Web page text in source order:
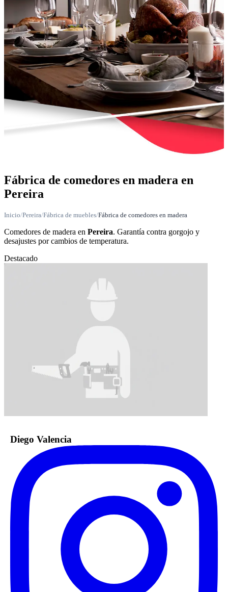
Fábrica de comedores en madera en
Pereira
Inicio/Pereira/Fábrica de muebles/Fábrica de comedores en madera
Comedores de madera en Pereira. Garantía contra gorgojo y
desajustes por cambios de temperatura.
Destacado
Diego Valencia